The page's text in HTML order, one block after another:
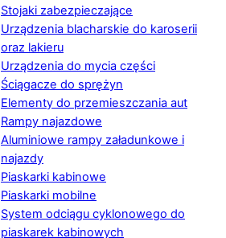
Stojaki zabezpieczające
Urządzenia blacharskie do karoserii
oraz lakieru
Urządzenia do mycia części
Ściągacze do sprężyn
Elementy do przemieszczania aut
Rampy najazdowe
Aluminiowe rampy załadunkowe i
najazdy
Piaskarki kabinowe
Piaskarki mobilne
System odciągu cyklonowego do
piaskarek kabinowych